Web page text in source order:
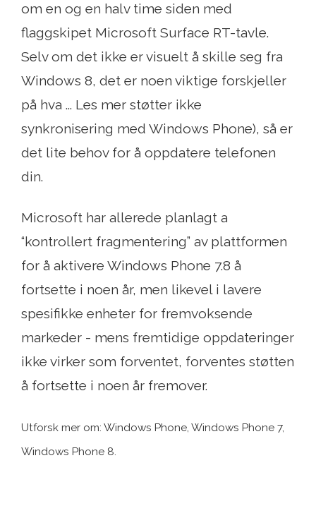
om en og en halv time siden med
flaggskipet Microsoft Surface RT-tavle.
Selv om det ikke er visuelt å skille seg fra
Windows 8, det er noen viktige forskjeller
på hva ... Les mer støtter ikke
synkronisering med Windows Phone), så er
det lite behov for å oppdatere telefonen
din.
Microsoft har allerede planlagt a
“kontrollert fragmentering” av plattformen
for å aktivere Windows Phone 7.8 å
fortsette i noen år, men likevel i lavere
spesifikke enheter for fremvoksende
markeder - mens fremtidige oppdateringer
ikke virker som forventet, forventes støtten
å fortsette i noen år fremover.
Utforsk mer om: Windows Phone, Windows Phone 7,
Windows Phone 8.